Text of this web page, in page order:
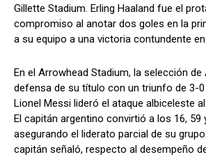
Gillette Stadium. Erling Haaland fue el
compromiso al anotar dos goles en la
a su equipo a una victoria contundente
En el Arrowhead Stadium, la selección
defensa de su título con un triunfo de 3-
Lionel Messi lideró el ataque albiceleste
El capitán argentino convirtió a los 16, 59
asegurando el liderato parcial de su
capitán señaló, respecto al desempeño